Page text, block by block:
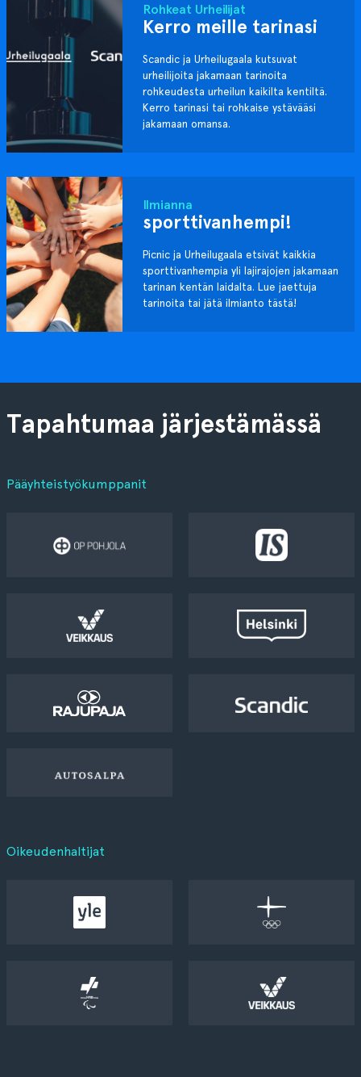
Rohkeat Urheilijat
Kerro meille tarinasi
Scandic ja Urheilugaala kutsuvat
urheilijoita jakamaan tarinoita
rohkeudesta urheilun kaikilta kentiltä.
Kerro tarinasi tai rohkaise ystävääsi
jakamaan omansa.
Ilmianna
sporttivanhempi!
Picnic ja Urheilugaala etsivät kaikkia
sporttivanhempia yli lajirajojen jakamaan
tarinan kentän laidalta. Lue jaettuja
tarinoita tai jätä ilmianto tästä!
Tapahtumaa järjestämässä
Pääyhteistyökumppanit
Oikeudenhaltijat